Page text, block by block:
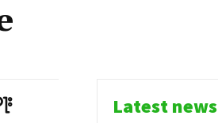
Latest news